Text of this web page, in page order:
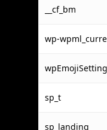
__cf_bm
wp-
sp_t
sp_landing